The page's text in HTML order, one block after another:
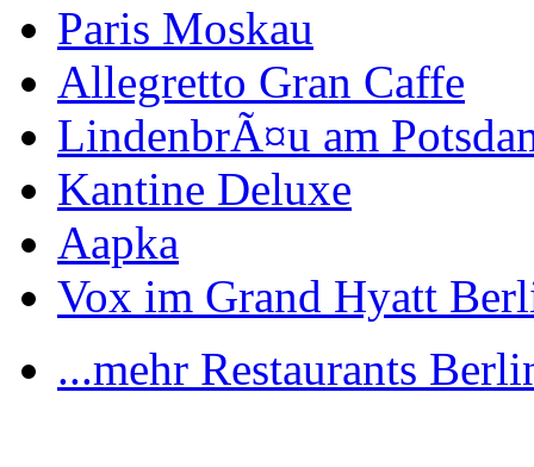
Paris Moskau
Allegretto Gran Caffe
LindenbrÃ¤u am
Kantine Deluxe
Aapka
Vox im Grand Hyatt
...mehr Restaurants